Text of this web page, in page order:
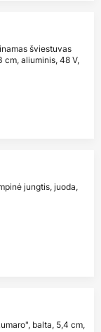
šviestuvas
cm, aliuminis, 48 V,
jungtis, juoda,
balta, 5,4 cm,